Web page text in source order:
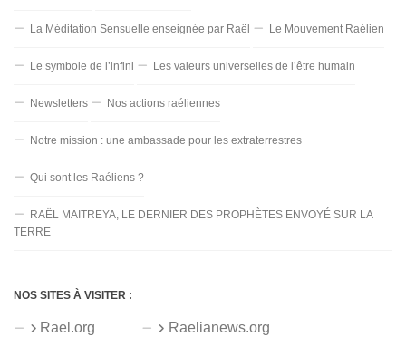
La Méditation Sensuelle enseignée par Raël Le Mouvement Raélien
Le symbole de l’infini Les valeurs universelles de l’être humain
Newsletters Nos actions raéliennes
Notre mission : une ambassade pour les extraterrestres
Qui sont les Raéliens ?
RAËL MAITREYA, LE DERNIER DES PROPHÈTES ENVOYÉ SUR LA
TERRE
NOS SITES À VISITER :
Rael.org Raelianews.org